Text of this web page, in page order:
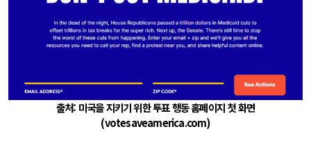
출처: 미국을 지키기 위한 투표 행동 홈페이지 첫 화면
(votesaveamerica.com)